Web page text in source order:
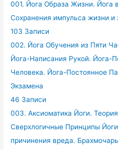
001. Йога Образа Жизни. Йога
Сохранения импульса жизни и
103 Записи
002. Йога Обучения из Пяти
Йога-Написания Рукой. Йога-
Человека. Йога-Постоянное
Экзамена
46 Записи
003. Аксиоматика Йоги.
Сверхлогичные Принципы
причинения вреда.